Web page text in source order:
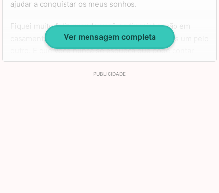
ajudar a conquistar os meus sonhos.
Fiquei muito feliz quando você pediu minha mão em
casamento, porque sabemos do amor que temos um pelo
outro. E que você nunca se esqueça que pode contar
comigo em todos os momentos da vida que vamos
Ver mensagem completa